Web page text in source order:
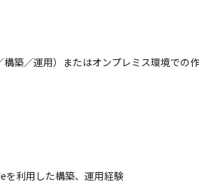
jaws/
築／運用）またはオンプレミス環境での
利用した構築、運用経験